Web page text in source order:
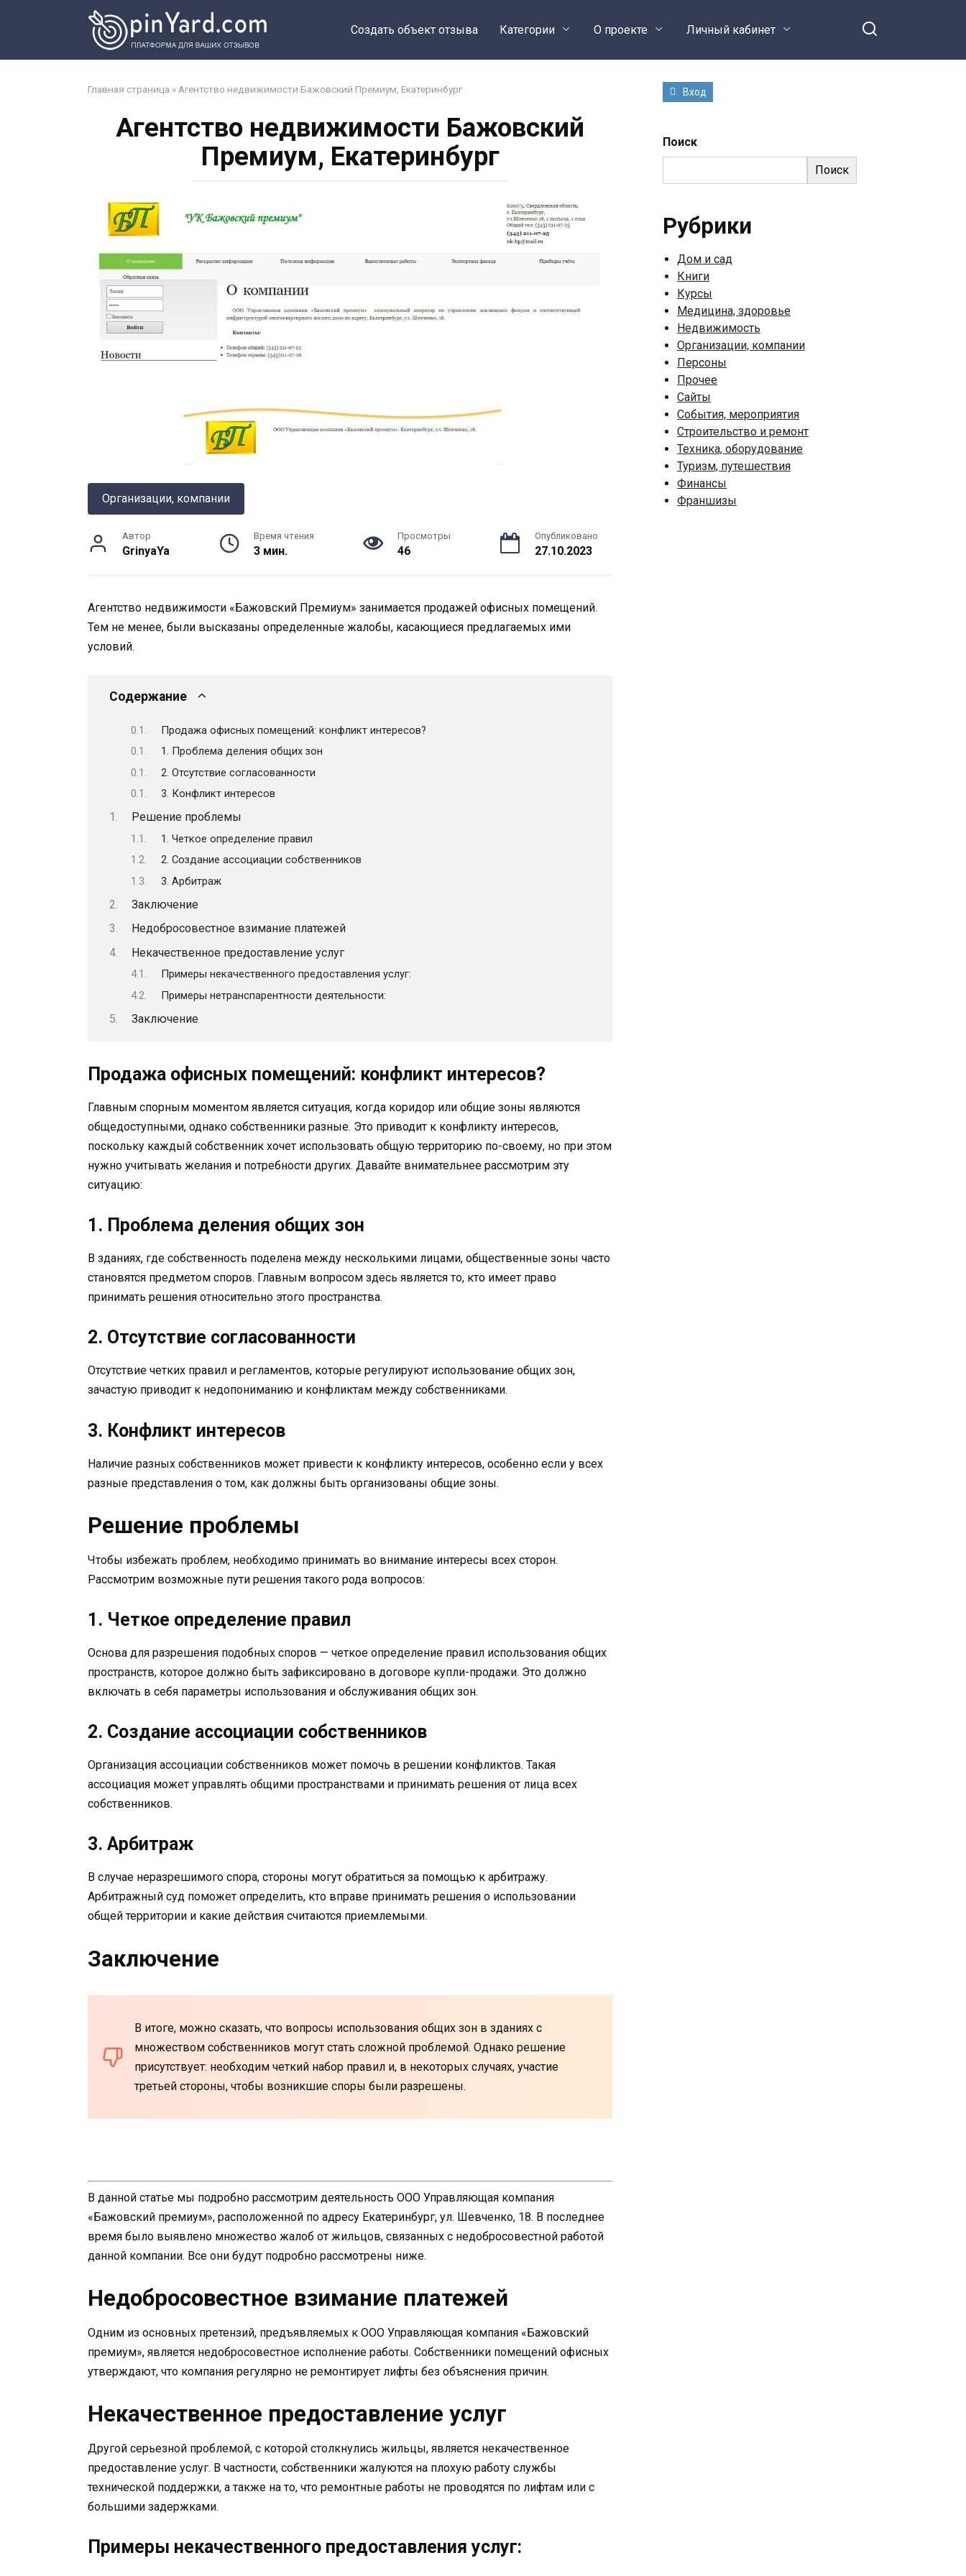
Создать объект отзыва Категории О проекте Личный кабинет
Главная страница » Агентство недвижимости Бажовский Премиум, Екатеринбург
Агентство недвижимости Бажовский
Премиум, Екатеринбург
Организации, компании
Автор
GrinyaYa
Время чтения
3 мин.
Просмотры
46
Опубликовано
27.10.2023
Агентство недвижимости «Бажовский Премиум» занимается продажей офисных помещений.
Тем не менее, были высказаны определенные жалобы, касающиеся предлагаемых ими
условий.
Содержание
Продажа офисных помещений: конфликт интересов?
1. Проблема деления общих зон
2. Отсутствие согласованности
3. Конфликт интересов
Решение проблемы
1. Четкое определение правил
2. Создание ассоциации собственников
3. Арбитраж
Заключение
Недобросовестное взимание платежей
Некачественное предоставление услуг
Примеры некачественного предоставления услуг:
Примеры нетранспарентности деятельности:
Заключение
Продажа офисных помещений: конфликт интересов?
Главным спорным моментом является ситуация, когда коридор или общие зоны являются
общедоступными, однако собственники разные. Это приводит к конфликту интересов,
поскольку каждый собственник хочет использовать общую территорию по-своему, но при этом
нужно учитывать желания и потребности других. Давайте внимательнее рассмотрим эту
ситуацию:
1. Проблема деления общих зон
В зданиях, где собственность поделена между несколькими лицами, общественные зоны часто
становятся предметом споров. Главным вопросом здесь является то, кто имеет право
принимать решения относительно этого пространства.
2. Отсутствие согласованности
Отсутствие четких правил и регламентов, которые регулируют использование общих зон,
зачастую приводит к недопониманию и конфликтам между собственниками.
3. Конфликт интересов
Наличие разных собственников может привести к конфликту интересов, особенно если у всех
разные представления о том, как должны быть организованы общие зоны.
Решение проблемы
Чтобы избежать проблем, необходимо принимать во внимание интересы всех сторон.
Рассмотрим возможные пути решения такого рода вопросов:
1. Четкое определение правил
Основа для разрешения подобных споров — четкое определение правил использования общих
пространств, которое должно быть зафиксировано в договоре купли-продажи. Это должно
включать в себя параметры использования и обслуживания общих зон.
2. Создание ассоциации собственников
Организация ассоциации собственников может помочь в решении конфликтов. Такая
ассоциация может управлять общими пространствами и принимать решения от лица всех
собственников.
3. Арбитраж
В случае неразрешимого спора, стороны могут обратиться за помощью к арбитражу.
Арбитражный суд поможет определить, кто вправе принимать решения о использовании
общей территории и какие действия считаются приемлемыми.
Заключение
В итоге, можно сказать, что вопросы использования общих зон в зданиях с
множеством собственников могут стать сложной проблемой. Однако решение
присутствует: необходим четкий набор правил и, в некоторых случаях, участие
третьей стороны, чтобы возникшие споры были разрешены.
В данной статье мы подробно рассмотрим деятельность ООО Управляющая компания
«Бажовский премиум», расположенной по адресу Екатеринбург, ул. Шевченко, 18. В последнее
время было выявлено множество жалоб от жильцов, связанных с недобросовестной работой
данной компании. Все они будут подробно рассмотрены ниже.
Недобросовестное взимание платежей
Одним из основных претензий, предъявляемых к ООО Управляющая компания «Бажовский
премиум», является недобросовестное исполнение работы. Собственники помещений офисных
утверждают, что компания регулярно не ремонтирует лифты без объяснения причин.
Некачественное предоставление услуг
Другой серьезной проблемой, с которой столкнулись жильцы, является некачественное
предоставление услуг. В частности, собственники жалуются на плохую работу службы
технической поддержки, а также на то, что ремонтные работы не проводятся по лифтам или с
большими задержками.
Примеры некачественного предоставления услуг:
Вход
Поиск
Поиск
Рубрики
Дом и сад
Книги
Курсы
Медицина, здоровье
Недвижимость
Организации, компании
Персоны
Прочее
Сайты
События, мероприятия
Строительство и ремонт
Техника, оборудование
Туризм, путешествия
Финансы
Франшизы